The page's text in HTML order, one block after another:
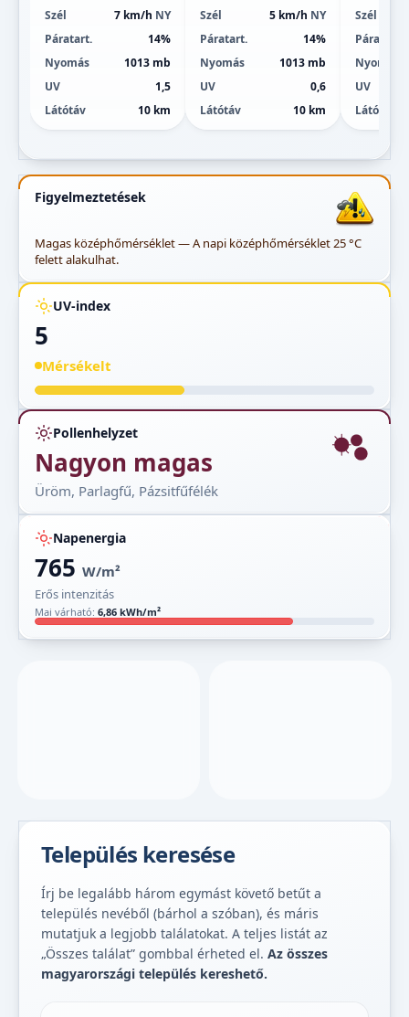
Szél
7 km/h NY
Páratart.
14%
Nyomás
1013 mb
UV
1,5
Látótáv
10 km
Szél
5 km/h NY
Páratart.
14%
Nyomás
1013 mb
UV
0,6
Látótáv
10 km
Szél
Páratart.
Nyomás
UV
Látótáv
Figyelmeztetések
Magas középhőmérséklet — A napi középhőmérséklet 25 °C
felett alakulhat.
UV-index
5
Mérsékelt
Pollenhelyzet
Nagyon magas
Üröm, Parlagfű, Pázsitfűfélék
Napenergia
765 W/m²
Erős intenzitás
Mai várható: 6,86 kWh/m²
Település keresése
Írj be legalább három egymást követő betűt a
település nevéből (bárhol a szóban), és máris
mutatjuk a legjobb találatokat. A teljes listát az
„Összes találat” gombbal érheted el. Az összes
magyarországi település kereshető.